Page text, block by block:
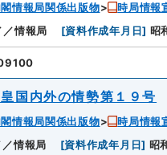
情報局関係出版物
時局情報
／情報局 [資料作成年月日] 昭
国内外の情勢第１９号
情報局関係出版物
時局情報
／情報局 [資料作成年月日] 昭